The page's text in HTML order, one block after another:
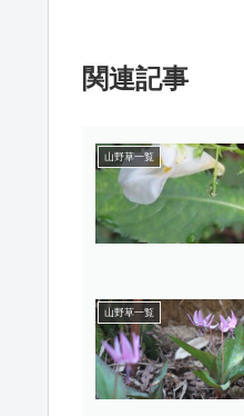
関連記事
山野草一覧
山野草一覧